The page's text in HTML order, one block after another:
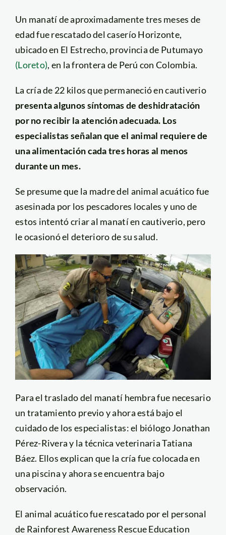
Un manatí de aproximadamente tres meses de
edad fue rescatado del caserío Horizonte,
ubicado en El Estrecho, provincia de Putumayo
(Loreto), en la frontera de Perú con Colombia.
La cría de 22 kilos que permaneció en cautiverio
presenta algunos síntomas de deshidratación
por no recibir la atención adecuada. Los
especialistas señalan que el animal requiere de
una alimentación cada tres horas al menos
durante un mes.
Se presume que la madre del animal acuático fue
asesinada por los pescadores locales y uno de
estos intentó criar al manatí en cautiverio, pero
le ocasionó el deterioro de su salud.
Para el traslado del manatí hembra fue necesario
un tratamiento previo y ahora está bajo el
cuidado de los especialistas: el biólogo Jonathan
Pérez-Rivera y la técnica veterinaria Tatiana
Báez. Ellos explican que la cría fue colocada en
una piscina y ahora se encuentra bajo
observación.
El animal acuático fue rescatado por el personal
de Rainforest Awareness Rescue Education